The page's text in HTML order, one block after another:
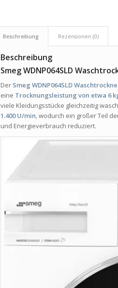
Beschreibung Rezensionen (0)
Beschreibung
Smeg WDNP064SLD
Der Smeg WDNP064SLD
eine Trocknungsleistung von etwa 6
viele Kleidungsstücke gleichzeitig
1.400 U/min, wodurch ein großer Teil
und Energieverbrauch reduziert.